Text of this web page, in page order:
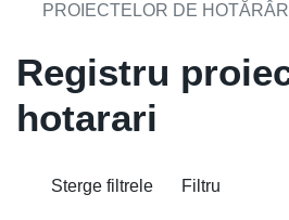
PROIECTELOR DE HOTĂRÂRI
Registru
hotarari
Sterge filtrele Filtru